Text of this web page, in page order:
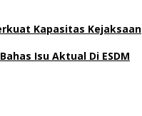
Kapasitas Kejaksaan
Isu Aktual Di ESDM